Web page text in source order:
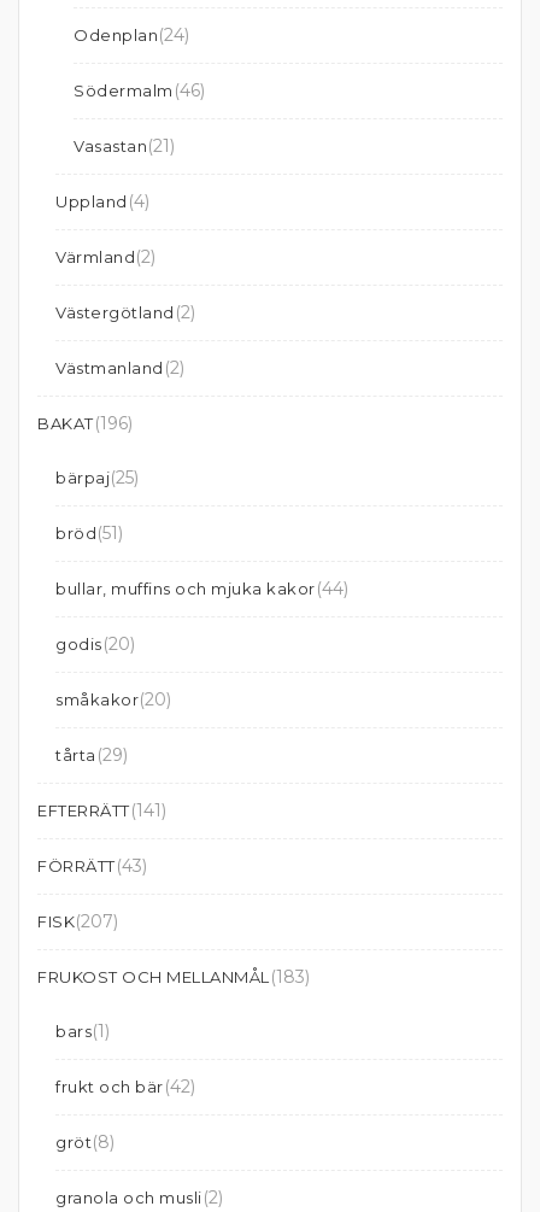
Odenplan(24)
Södermalm (46)
Vasastan(21)
Uppland (4)
Värmland(2)
Västergötland (2)
Västmanland (2)
BAKAT(196)
bärpaj(25)
bröd(51)
bullar, muffins och mjuka kakor(44)
godis(20)
småkakor(20)
tårta (29)
EFTERRÄTT(141)
FÖRRÄTT(43)
FISK(207)
FRUKOST OCH MELLANMÅL (183)
bars(1)
frukt och bär(42)
gröt(8)
granola och musli(2)